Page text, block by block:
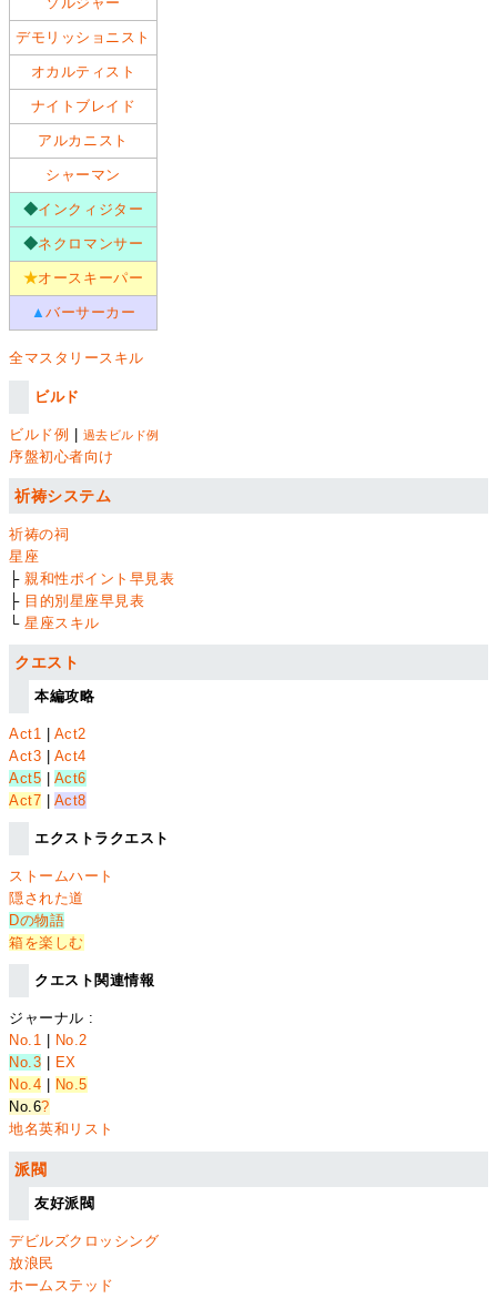
デモリッショニスト
オカルティスト
ナイトブレイド
アルカニスト
シャーマン
◆インクィジター
◆ネクロマンサー
★オースキーパー
▲バーサーカー
全マスタリースキル
ビルド
ビルド例 | 過去ビルド例
序盤初心者向け
祈祷システム
祈祷の祠
星座
├親和性ポイント早見表
├ 目的別星座早見表
└星座スキル
クエスト
本編攻略
Act1
Act2
Act3
Act4
Act5
Act6
Act7
Act8
エクストラクエスト
ストームハート
隠された道
Dの物語
箱を楽しむ
クエスト関連情報
ジャーナル :
No.1
No.2
No.3
EX
No.4
No.5
No.6?
地名英和リスト
派閥
友好派閥
デビルズクロッシング
放浪民
ホームステッド